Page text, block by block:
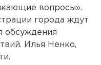
вопросы».
города ждут
обсуждения
Илья Ненко,